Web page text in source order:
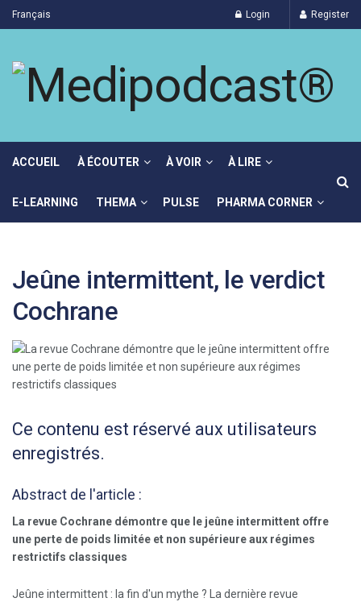
Français Login Register
ACCUEIL À ÉCOUTER À VOIR À LIRE
E-LEARNING THEMA PULSE PHARMA CORNER
Jeûne intermittent, le verdict
Cochrane
Ce contenu est réservé aux utilisateurs
enregistrés.
Abstract de l'article :
La revue Cochrane démontre que le jeûne intermittent offre
une perte de poids limitée et non supérieure aux régimes
restrictifs classiques
Jeûne intermittent : la fin d'un mythe ? La dernière revue